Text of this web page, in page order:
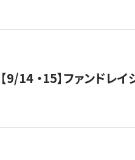
【9/14 ・15】ファンドレ